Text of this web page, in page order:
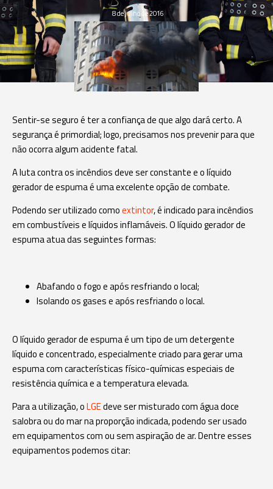
8 de julho de 2016
Sentir-se seguro é ter a confiança de que algo dará certo. A
segurança é primordial; logo, precisamos nos prevenir para que
não ocorra algum acidente fatal.
A luta contra os incêndios deve ser constante e o líquido
gerador de espuma é uma excelente opção de combate.
Podendo ser utilizado comoextintor, é indicado para incêndios
em combustíveis e líquidos inflamáveis. O líquido gerador de
espuma atua das seguintes formas:
Abafando o fogo e após resfriando o local;
Isolando os gases e após resfriando o local.
O líquido gerador de espuma é um tipo de um detergente
líquido e concentrado, especialmente criado para gerar uma
espuma com características físico-químicas especiais de
resistência química e a temperatura elevada.
Para a utilização, oLGEdeve ser misturado com água doce
salobra ou do mar na proporção indicada, podendo ser usado
em equipamentos com ou sem aspiração de ar. Dentre esses
equipamentos podemos citar: